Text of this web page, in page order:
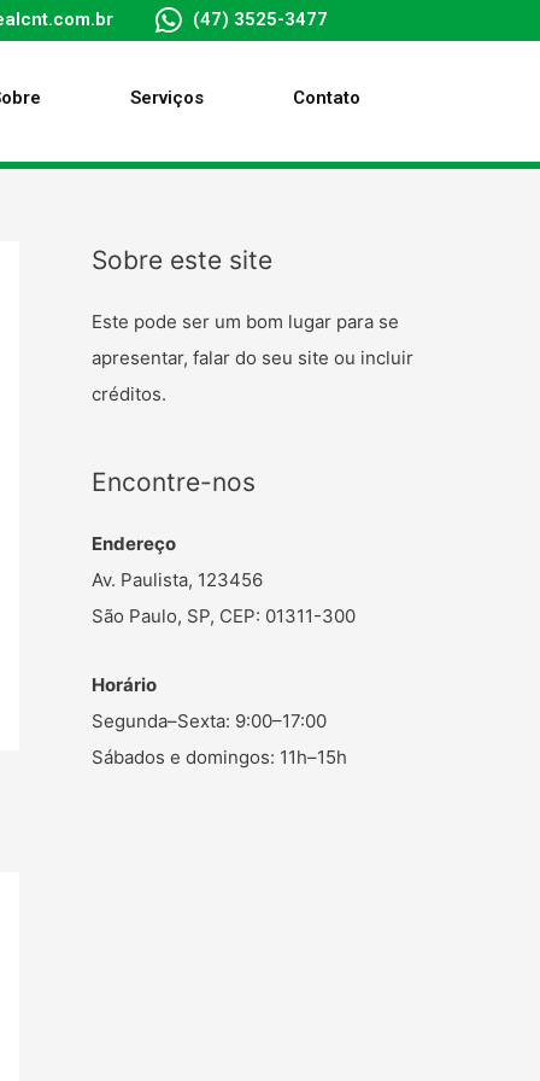
(47) 3525-3477
Serviços Contato
Sobre este site
Este pode ser um bom lugar para se
apresentar, falar do seu site ou incluir
créditos.
Encontre-nos
Endereço
Av. Paulista, 123456
São Paulo, SP, CEP: 01311-300
Horário
Segunda–Sexta: 9:00–17:00
Sábados e domingos: 11h–15h